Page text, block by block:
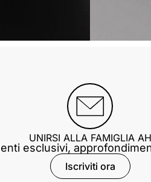
UNIRSI ALLA FAMIGLIA AH
esclusivi,
Iscriviti ora